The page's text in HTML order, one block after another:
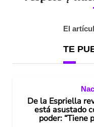
El
TE
De la Espriella
está asustado
poder: “Tiene